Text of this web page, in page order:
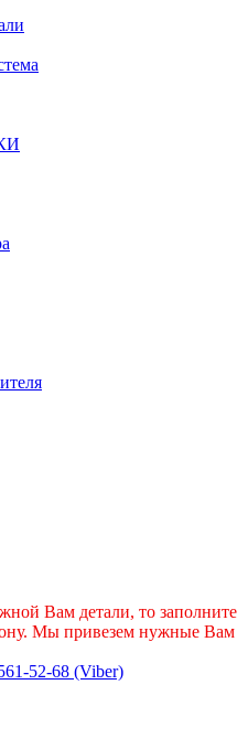
Вам детали, то заполните
Мы привезем нужные Вам
52-68 (Viber)